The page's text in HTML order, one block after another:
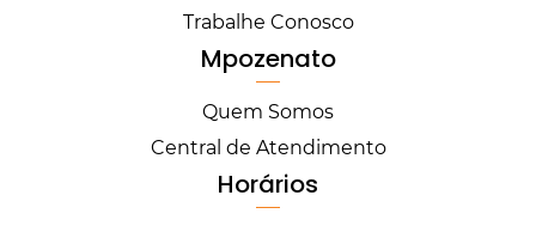
Trabalhe Conosco
Mpozenato
Quem Somos
Central de Atendimento
Horários